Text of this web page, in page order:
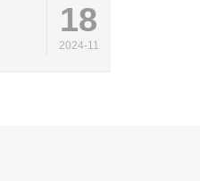
18
2024-11